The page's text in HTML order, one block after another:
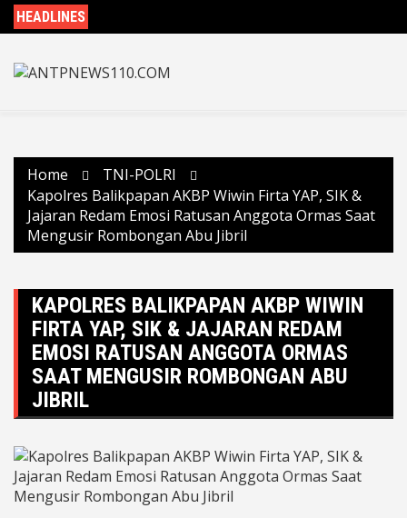
Skip
to
HEADLINES
Home
TNI-POLRI
Kapolres Balikpapan AKBP Wiwin Firta YAP, SIK &
Jajaran Redam Emosi Ratusan Anggota Ormas Saat
Mengusir Rombongan Abu Jibril
KAPOLRES BALIKPAPAN AKBP WIWIN
FIRTA YAP, SIK & JAJARAN REDAM
EMOSI RATUSAN ANGGOTA ORMAS
SAAT MENGUSIR ROMBONGAN ABU
JIBRIL